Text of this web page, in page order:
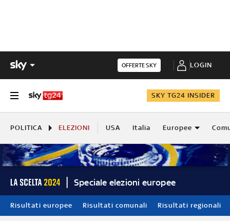
OFFERTE SKY LOGIN
SKY TG24 INSIDER
POLITICA ELEZIONI USA Italia Europee
Speciale elezioni europee
Risultati europee Risultati comunali Risultati regionali